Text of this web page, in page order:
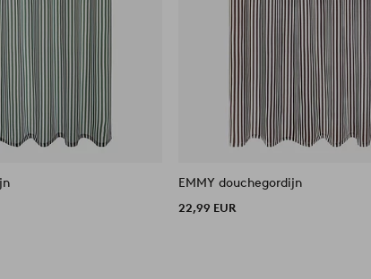
EMMY douchegordijn
22,99 EUR